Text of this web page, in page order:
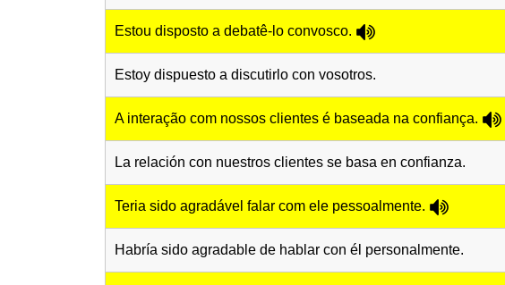
Estou disposto a debatê-lo convosco.
Estoy dispuesto a discutirlo con vosotros.
A interação com nossos clientes é baseada na confiança.
La relación con nuestros clientes se basa en confianza.
Teria sido agradável falar com ele pessoalmente.
Habría sido agradable de hablar con él personalmente.